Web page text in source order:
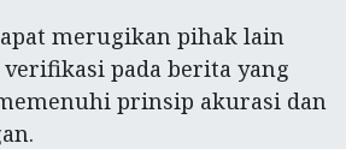
merugikan pihak lain
pada berita yang
prinsip akurasi dan